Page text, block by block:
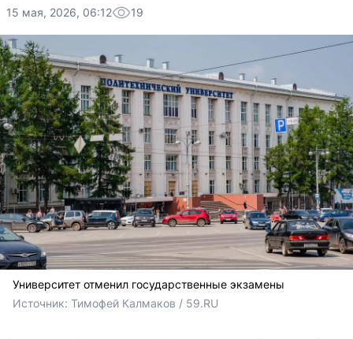
15 мая, 2026, 06:12 19
Университет отменил государственные экзамены
Источник: Тимофей Калмаков / 59.RU